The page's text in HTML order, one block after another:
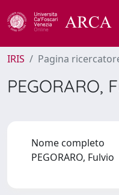
IRIS Pagina
PEGORARO,
Nome completo
PEGORARO, Fulvio